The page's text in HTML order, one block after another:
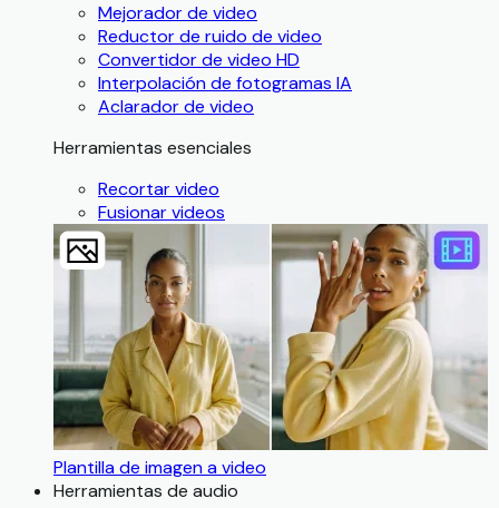
Mejorador de video
Reductor de ruido de video
Convertidor de video HD
Interpolación de fotogramas IA
Aclarador de video
Herramientas esenciales
Recortar video
Fusionar videos
Plantilla de imagen a video
Herramientas de audio